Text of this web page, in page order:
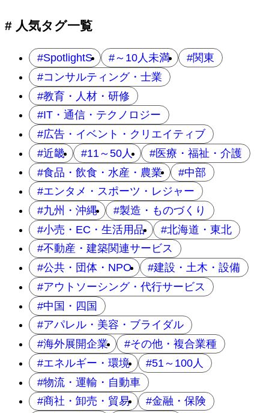
ン
# 人気タグ一覧
SpotlightS ～10人未満
関東
コンサルティング・士業
教育・人材・研修
IT・通信・テクノロジー
広告・イベント・クリエイティブ
近畿
11～50人
医療・福祉・介護
食品・飲食・水産・農業
中部
エンタメ・スポーツ・レジャー
九州・沖縄
製造・ものづくり
小売・EC・生活用品
北海道・東北
不動産・建築関連サービス
公共・団体・NPO
建設・土木・設備
アウトソーシング・代行サービス
中国・四国
アパレル・美容・ブライダル
海外展開企業
その他・複合業種
エネルギー・環境
51～100人
物流・運輸・自動車
商社・卸売・貿易
金融・保険